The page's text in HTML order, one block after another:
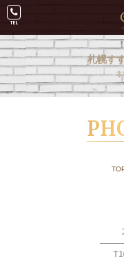
札幌す
非